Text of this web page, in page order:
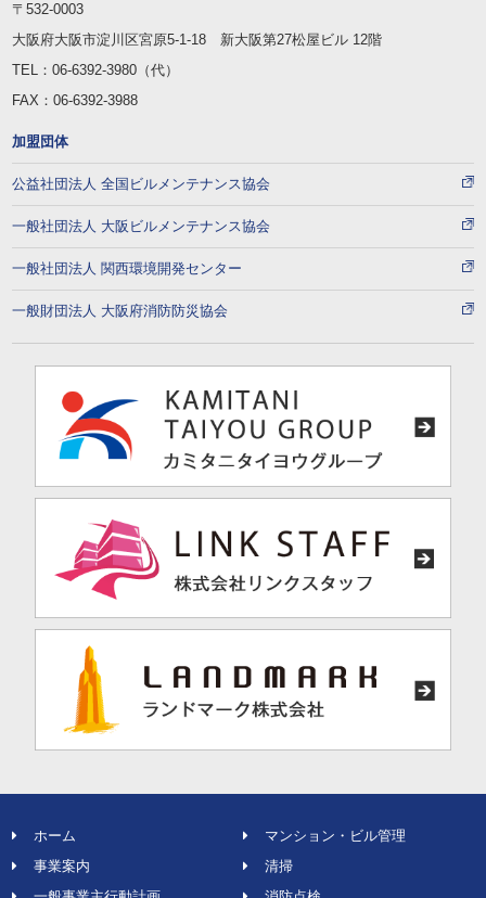
〒532-0003
大阪府大阪市淀川区宮原5-1-18 新大阪第27松屋ビル 12階
TEL：06-6392-3980 （代）
FAX：06-6392-3988
加盟団体
公益社団法人 全国ビルメンテナンス協会
一般社団法人 大阪ビルメンテナンス協会
一般社団法人 関西環境開発センター
一般財団法人 大阪府消防防災協会
ホーム
事業案内
マンション・ビル管理
清掃